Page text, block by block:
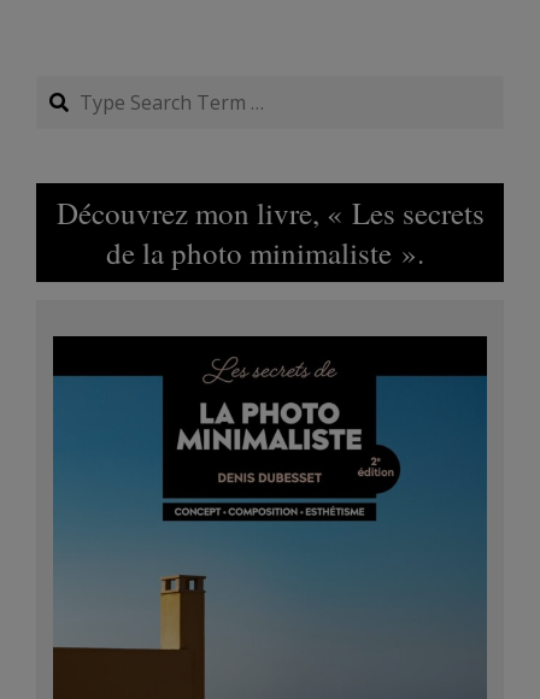
Search
Découvrez mon livre, « Les secrets
de la photo minimaliste ».